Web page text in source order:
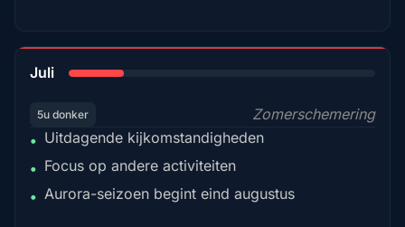
Juli
5u donker
Zomerschemering
• Uitdagende kijkomstandigheden
• Focus op andere activiteiten
• Aurora-seizoen begint eind augustus